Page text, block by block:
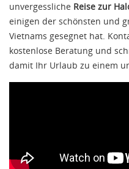
unvergessliche Reise zur
einigen der schönsten und
Vietnams gesegnet hat.
kostenlose Beratung und
damit Ihr Urlaub zu einem